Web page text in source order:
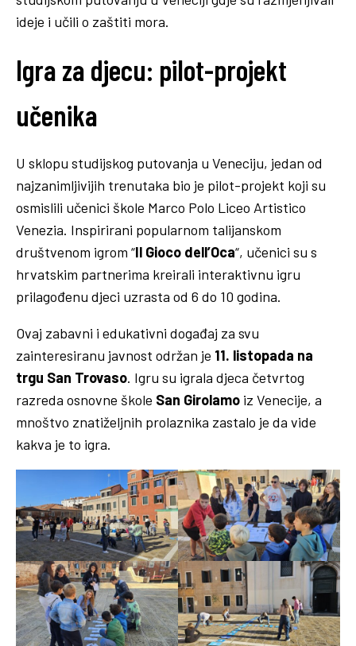
ideje i učili o zaštiti mora.
Igra za djecu: pilot-projekt
učenika
U sklopu studijskog putovanja u Veneciju, jedan od
najzanimljivijih trenutaka bio je pilot-projekt koji su
osmislili učenici škole Marco Polo Liceo Artistico
Venezia. Inspirirani popularnom talijanskom
društvenom igrom “Il Gioco dell’Oca“, učenici su s
hrvatskim partnerima kreirali interaktivnu igru
prilagođenu djeci uzrasta od 6 do 10 godina.
Ovaj zabavni i edukativni događaj za svu
zainteresiranu javnost održan je 11. listopada na
trgu San Trovaso. Igru su igrala djeca četvrtog
razreda osnovne škole San Girolamo iz Venecije, a
mnoštvo znatiželjnih prolaznika zastalo je da vide
kakva je to igra.